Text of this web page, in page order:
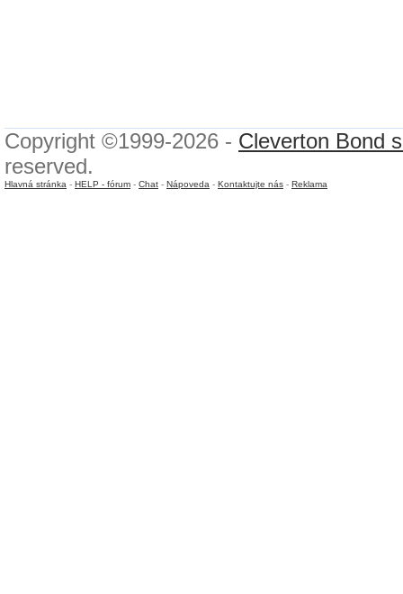
Copyright ©1999-2026 - Cleverton Bond
reserved.
Hlavná stránka - HELP - fórum - Chat - Nápoveda - Kontaktujte nás - Reklama